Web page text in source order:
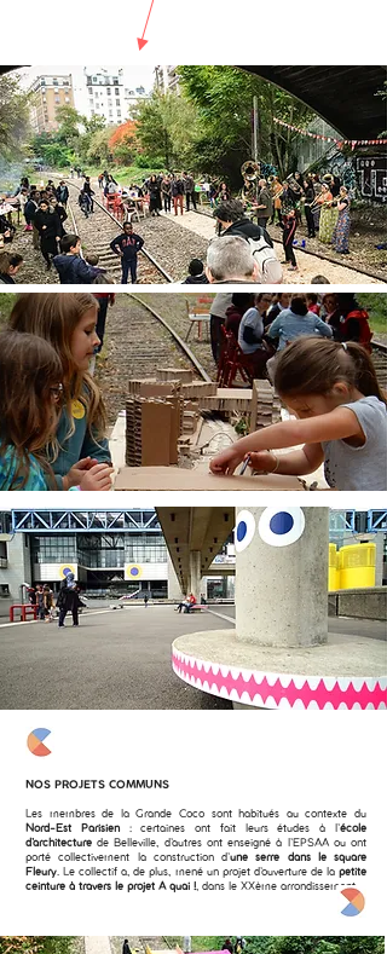
NOS PROJETS COMMUNS
Les membres de la Grande Coco sont habitués au contexte du
Nord-Est Parisien: certaines ont fait leurs études à l’école
d’architecture de Belleville, d’autres ont enseigné à l’EPSAA ou ont
porté collectivement la construction d’une serre dans le square
Fleury. Le collectif a, de plus, mené un projet d’ouverture de la petite
ceinture à travers le projet A quai !, dans le XXème arrondissement.